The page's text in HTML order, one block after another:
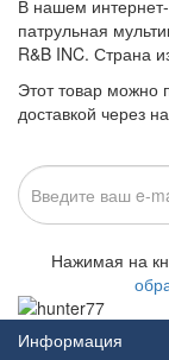
В нашем
патрульная
R&B INC. Страна
Этот товар можно
доставкой через
Нажимая на
Информация